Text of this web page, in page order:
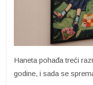
Haneta pohađa treći
godine, i sada se